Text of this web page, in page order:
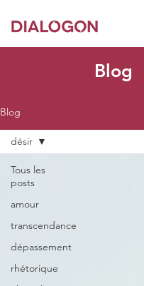
Blog
Blog
Tous les
posts
amour
transcendance
dépassement
rhétorique
désir